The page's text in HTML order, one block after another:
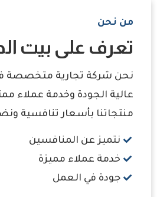
من نحن
تعرف على بيت
نحن شركة تجارية متخصصة
عالية الجودة وخدمة عملاء
منتجاتنا بأسعار تنافسية
نتميز عن المنافسين
خدمة عملاء مميزة
جودة في العمل